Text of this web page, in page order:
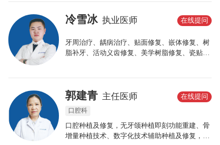
腔种植、口腔修复、口腔正畸有着独到的见解。
冷雪冰 执业医师
牙周治疗、龋病治疗、贴面修复、嵌体修复、树
脂补牙、活动义齿修复、美学树脂修复、瓷贴面
在线提问
郭建青 主任医师
口腔科
口腔种植及修复，无牙颌种植即刻功能重建、骨
增量种植技术、数字化技术辅助种植及修复，全
在线提问